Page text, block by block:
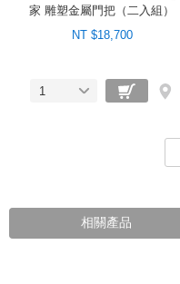
家 雕塑金屬門把（二入組）
NT $18,700
1
相關產品